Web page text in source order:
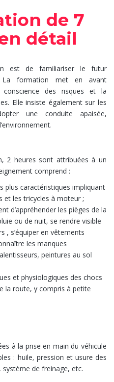
de 7
détail
est de familiariser le futur
formation met en avant
des risques et la
Elle insiste également sur les
une conduite apaisée,
2 heures sont attribuées à un
comprend :
plus caractéristiques impliquant
et les tricycles à moteur ;
d’appréhender les pièges de la
ou de nuit, se rendre visible
, s’équiper en vêtements
les manques
peintures au sol
et physiologiques des chocs
la route, y compris à petite
à la prise en main du véhicule
: huile, pression et usure des
de freinage, etc.